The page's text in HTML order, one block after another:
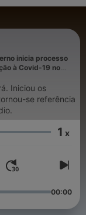
inicia processo
à Covid-19 no
Iniciou os
se referência
1 x
00:00